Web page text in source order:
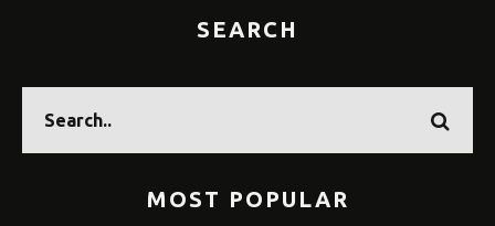
SEARCH
MOST POPULAR